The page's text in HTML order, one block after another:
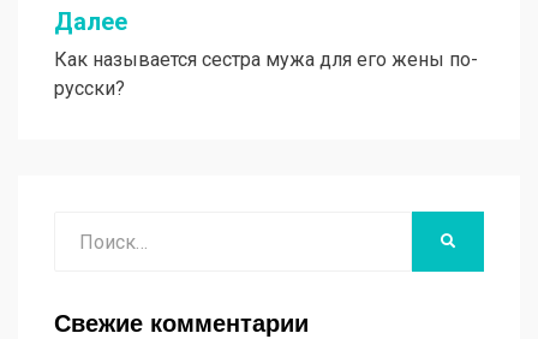
Далее
Как называется сестра мужа для его жены по-
русски?
Свежие комментарии